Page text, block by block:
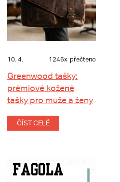
10. 4. 1246x přečteno
Greenwood tašky:
prémiové kožené
tašky pro muže a ženy
ČÍST CELÉ